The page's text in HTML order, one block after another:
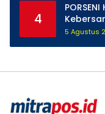
4
Padang
5 Agustus